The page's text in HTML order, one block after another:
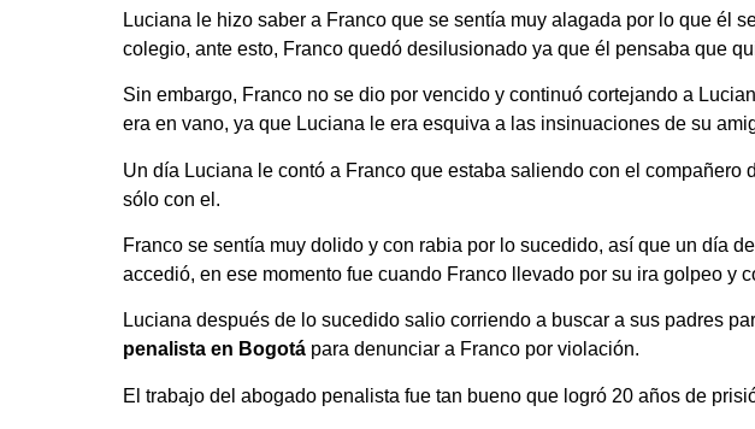
Luciana le hizo saber a Franco que se sentía muy alagada por lo que él
colegio, ante esto, Franco quedó desilusionado ya que él pensaba que
Sin embargo, Franco no se dio por vencido y continuó cortejando a
era en vano, ya que Luciana le era esquiva a las insinuaciones de su
Un día Luciana le contó a Franco que estaba saliendo con el
sólo con el.
Franco se sentía muy dolido y con rabia por lo sucedido, así que un día
accedió, en ese momento fue cuando Franco llevado por su ira golpeo y
Luciana después de lo sucedido salio corriendo a buscar a sus padres
penalista en Bogotá para denunciar a Franco por violación.
El trabajo del abogado penalista fue tan bueno que logró 20 años de